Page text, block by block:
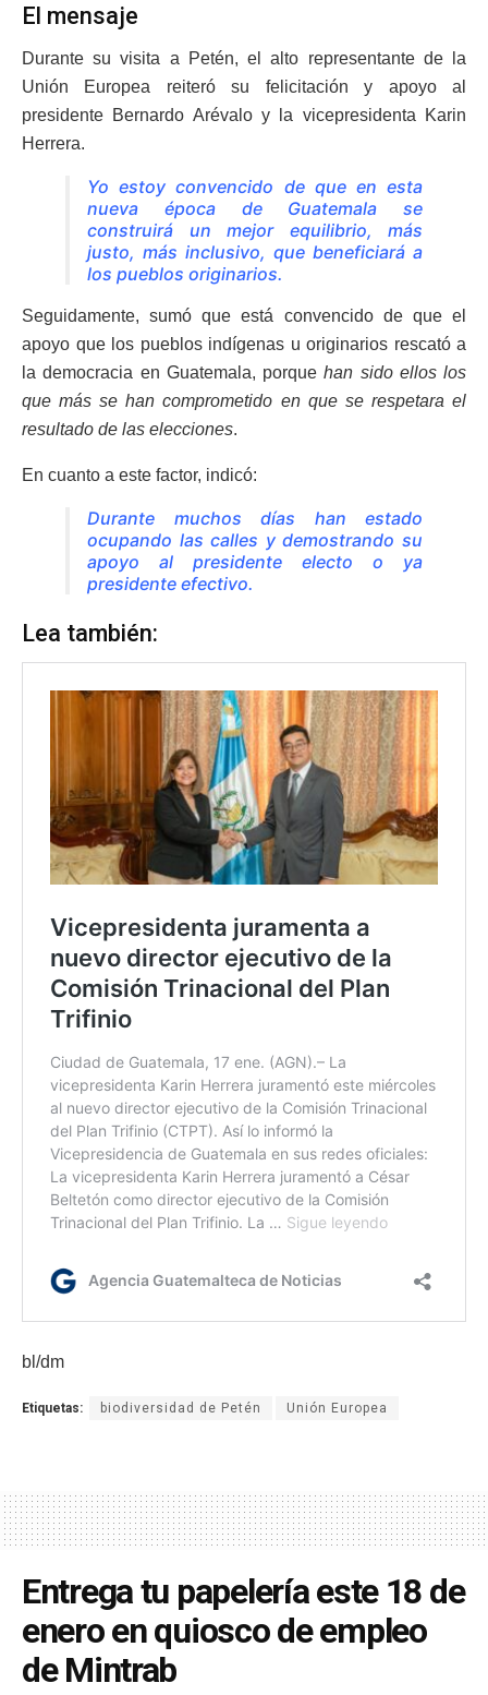
El mensaje
Durante su visita a Petén, el alto representante de la
Unión Europea reiteró su felicitación y apoyo al
presidente Bernardo Arévalo y la vicepresidenta Karin
Herrera.
Yo estoy convencido de que en esta
nueva época de Guatemala se
construirá un mejor equilibrio, más
justo, más inclusivo, que beneficiará a
los pueblos originarios.
Seguidamente, sumó que está convencido de que el
apoyo que los pueblos indígenas u originarios rescató a
la democracia en Guatemala, porque han sido ellos los
que más se han comprometido en que se respetara el
resultado de las elecciones.
En cuanto a este factor, indicó:
Durante muchos días han estado
ocupando las calles y demostrando su
apoyo al presidente electo o ya
presidente efectivo.
Lea también:
bl/dm
Etiquetas: biodiversidad de Petén Unión Europea
Entrega tu papelería este 18 de
enero en quiosco de empleo
de Mintrab